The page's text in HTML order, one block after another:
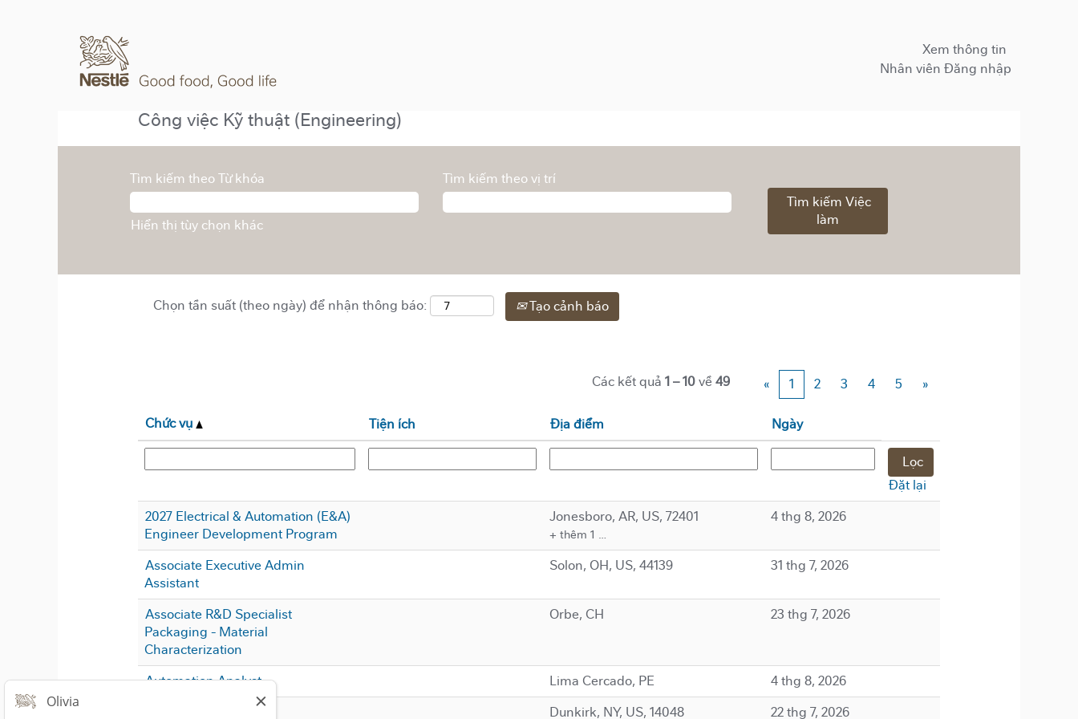
Xem thông tin
Nhân viên Đăng nhập
Công việc Kỹ thuật (Engineering)
Tìm kiếm theo Từ khóa Tìm kiếm theo vị trí
Hiển thị tùy chọn khác
Chọn tần suất (theo ngày) để nhận thông báo: Tạo cảnh báo
Các kết quả 1 – 10về 49 « 1 2 3 4 5 »
Chức vụ Tiện ích Địa điểm Ngày
Đặt lại
2027 Electrical & Automation (E&A)
Engineer Development Program
Jonesboro, AR, US, 72401
+ thêm 1 …
4 thg 8, 2026
Associate Executive Admin
Assistant
Solon, OH, US, 44139 31 thg 7, 2026
Associate R&D Specialist
Packaging - Material
Characterization
Orbe, CH 23 thg 7, 2026
Automation Analyst Lima Cercado, PE
4 thg 8, 2026
Dunkirk, NY, US, 14048 22 thg 7, 2026